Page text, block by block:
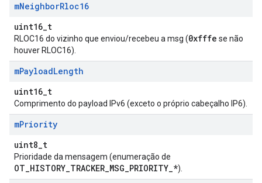
mNeighborRloc16
uint16_t
RLOC16 do vizinho que enviou/recebeu a msg (0xfffe se não
houver RLOC16).
mPayloadLength
uint16_t
Comprimento do payload IPv6 (exceto o próprio cabeçalho IP6).
mPriority
uint8_t
Prioridade da mensagem (enumeração de
OT_HISTORY_TRACKER_MSG_PRIORITY_*).